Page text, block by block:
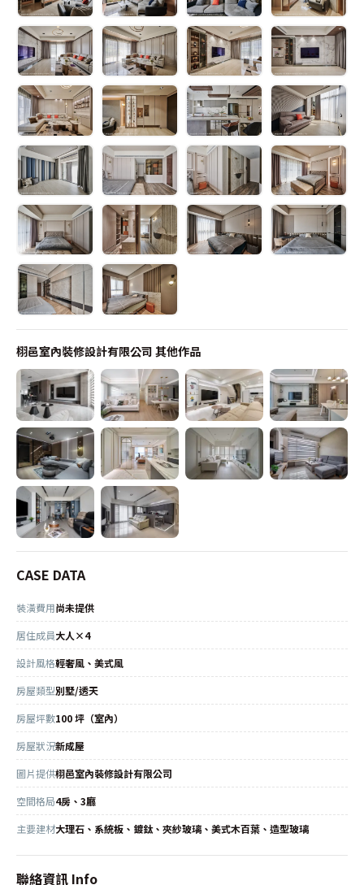
栩邑室內裝修設計有限公司 其他作品
CASE DATA
裝潢費用尚未提供
居住成員大人×4
設計風格輕奢風、美式風
房屋類型別墅/透天
房屋坪數100 坪（室內）
房屋狀況新成屋
圖片提供栩邑室內裝修設計有限公司
空間格局4房、3廳
主要建材大理石、系統板、鍍鈦、夾紗玻璃、美式木百葉、造型玻璃
聯絡資訊 Info